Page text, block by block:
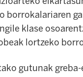
borrokalariaren
klase
lortzeko
gutunak